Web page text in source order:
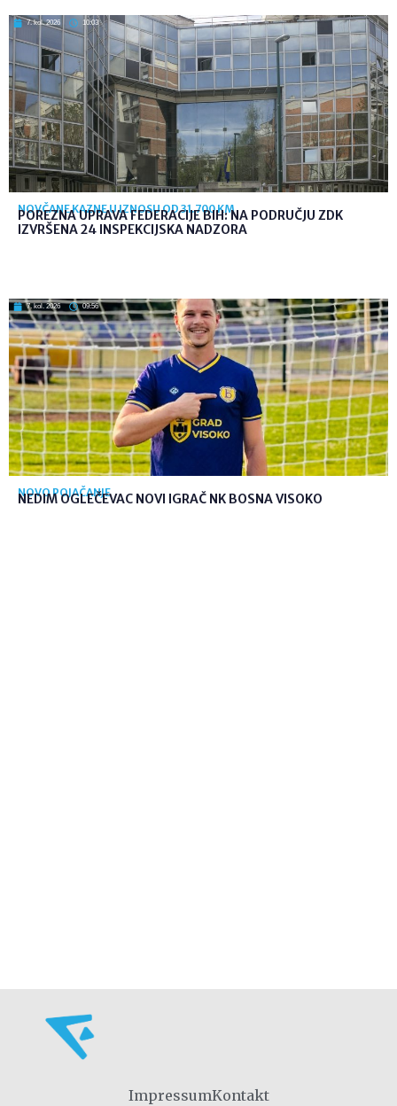
7. kol. 2026 10:03
NOVČANE KAZNE U IZNOSU OD 31.700 KM
POREZNA UPRAVA FEDERACIJE BIH: NA PODRUČJU ZDK
IZVRŠENA 24 INSPEKCIJSKA NADZORA
7. kol. 2026 09:56
NOVO POJAČANJE
NEDIM OGLEČEVAC NOVI IGRAČ NK BOSNA VISOKO
ImpressumKontakt